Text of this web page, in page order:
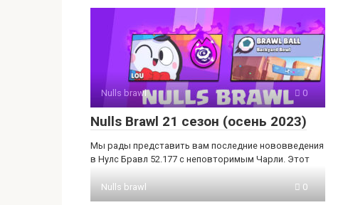
Nulls brawl 0
Nulls Brawl 21 сезон (осень 2023)
Мы рады представить вам последние нововведения
в Нулс Бравл 52.177 с неповторимым Чарли. Этот
Nulls brawl 0